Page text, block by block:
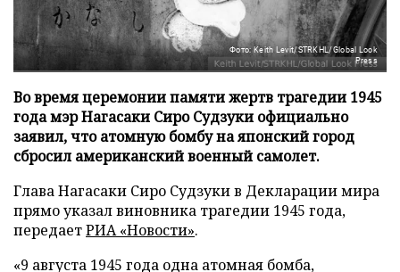
Фото: Keith Levit/STRKHL/Global Look
Press
Во время церемонии памяти жертв трагедии 1945
года мэр Нагасаки Сиро Судзуки официально
заявил, что атомную бомбу на японский город
сбросил американский военный самолет.
Глава Нагасаки Сиро Судзуки в Декларации мира
прямо указал виновника трагедии 1945 года,
передаетРИА «Новости».
«9 августа 1945 года одна атомная бомба,